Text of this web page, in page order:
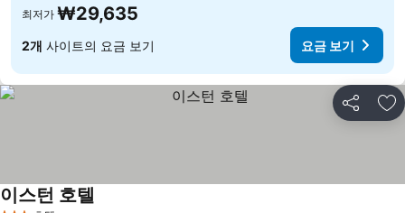
최저가 ₩29,635
2개 사이트의 요금 보기 요금 보기
공유 즐
이스턴 호텔